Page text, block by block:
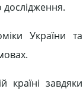
України та
країні завдяки